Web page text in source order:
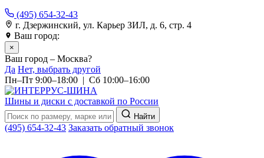
(495) 654-32-43
г. Дзержинский, ул. Карьер ЗИЛ, д. 6, стр. 4
Ваш город:
×
Ваш город – Москва?
Да Нет, выбрать другой
Пн–Пт 9:00–18:00 | Сб 10:00–16:00
Шины и диски с доставкой по России
Найти
(495) 654-32-43 Заказать обратный звонок